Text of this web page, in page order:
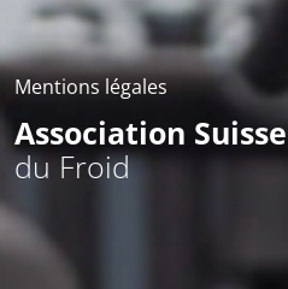
Mentions légales
Association Suisse
du Froid